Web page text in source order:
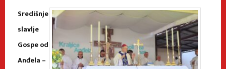
Središnje
slavlje
Gospe od
Anđela –